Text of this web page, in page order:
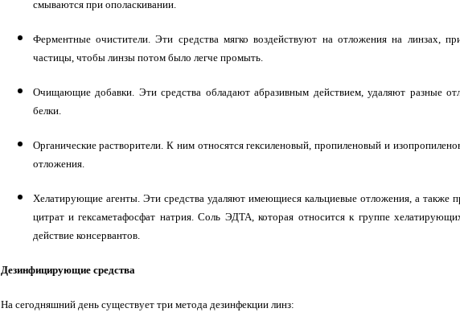
смываются при ополаскивании.
Ферментные очистители. Эти средства мягко воздействуют на отложения на линзах,
частицы, чтобы линзы потом было легче промыть.
Очищающие добавки. Эти средства обладают абразивным действием, удаляют разные
белки.
Органические растворители. К ним относятся гексиленовый, пропиленовый и
отложения.
Хелатирующие агенты. Эти средства удаляют имеющиеся кальциевые отложения, а
цитрат и гексаметафосфат натрия. Соль ЭДТА, которая относится к группе
действие консервантов.
Дезинфицирующие средства
На сегодняшний день существует три метода дезинфекции линз: